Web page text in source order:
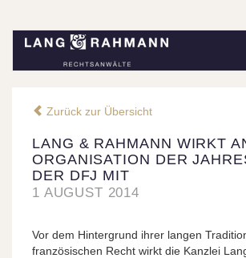
Zurück zur Übersicht
LANG & RAHMANN WIRKT
ORGANISATION DER
DER DFJ MIT
1 AUGUST 2014
Vor dem Hintergrund ihrer langen
französischen Recht wirkt die Kanzlei